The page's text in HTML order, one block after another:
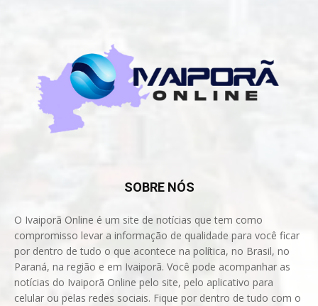
SOBRE NÓS
O Ivaiporã Online é um site de notícias que tem como
compromisso levar a informação de qualidade para você ficar
por dentro de tudo o que acontece na política, no Brasil, no
Paraná, na região e em Ivaiporã. Você pode acompanhar as
notícias do Ivaiporã Online pelo site, pelo aplicativo para
celular ou pelas redes sociais. Fique por dentro de tudo com o